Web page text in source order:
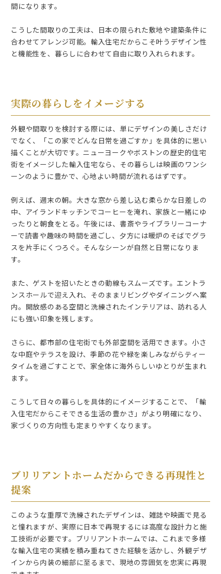
間になります。
こうした間取りの工夫は、日本の限られた敷地や建築条件に
合わせてアレンジ可能。輸入住宅だからこそ叶うデザイン性
と機能性を、暮らしに合わせて自由に取り入れられます。
実際の暮らしをイメージする
外観や間取りを検討する際には、単にデザインの美しさだけ
でなく、「この家でどんな日常を過ごすか」を具体的に思い
描くことが大切です。ニューヨークやボストンの歴史的住宅
街をイメージした輸入住宅なら、その暮らしは映画のワンシ
ーンのように豊かで、心地よい時間が流れるはずです。
例えば、週末の朝。大きな窓から差し込む柔らかな日差しの
中、アイランドキッチンでコーヒーを淹れ、家族と一緒にゆ
ったりと朝食をとる。午後には、書斎やライブラリーコーナ
ーで読書や趣味の時間を過ごし、夕方には暖炉のそばでグラ
スを片手にくつろぐ。そんなシーンが自然と日常になりま
す。
また、ゲストを招いたときの動線もスムーズです。エントラ
ンスホールで迎え入れ、そのままリビングやダイニングへ案
内。開放感のある空間と洗練されたインテリアは、訪れる人
にも強い印象を残します。
さらに、都市部の住宅街でも外部空間を活用できます。小さ
な中庭やテラスを設け、季節の花や緑を楽しみながらティー
タイムを過ごすことで、家全体に海外らしいゆとりが生まれ
ます。
こうして日々の暮らしを具体的にイメージすることで、「輸
入住宅だからこそできる生活の豊かさ」がより明確になり、
家づくりの方向性も定まりやすくなります。
ブリリアントホームだからできる再現性と
提案
このような重厚で洗練されたデザインは、雑誌や映画で見る
と憧れますが、実際に日本で再現するには高度な設計力と施
工技術が必要です。ブリリアントホームでは、これまで多様
な輸入住宅の実績を積み重ねてきた経験を活かし、外観デザ
インから内装の細部に至るまで、現地の雰囲気を忠実に再現